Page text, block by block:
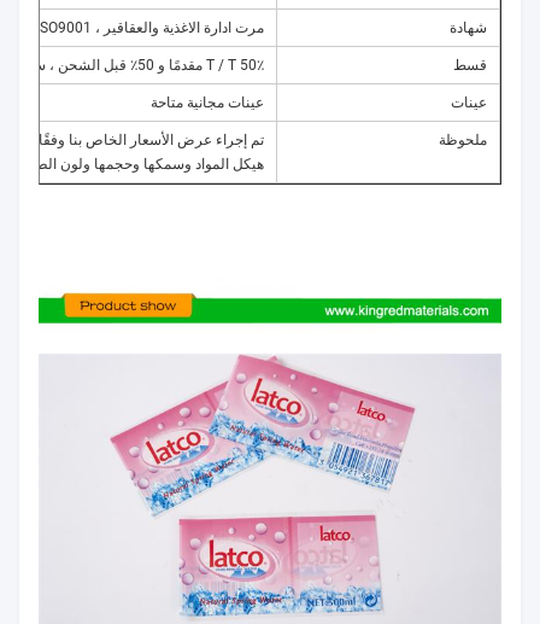
شهادة مرت ادارة الاغذية والعقاقير ، SGS ، ISO9001
قسط 50٪ T / T مقدمًا و 50٪ قبل الشحن ، سيتم دفع رسوم قالب اللوحة ورسوم القالب 100٪ مقدمًا
عينات عينات مجانية متاحة
ملحوظة
تم إجراء عرض الأسعار الخاص بنا وفقًا
هيكل المواد وسمكها وحجمها ولون الطباعة ،